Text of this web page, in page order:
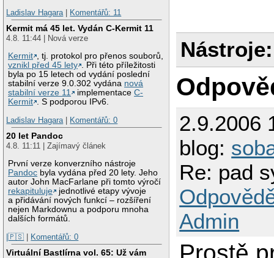
Ladislav Hagara | Komentářů: 11
Kermit má 45 let. Vydán C-Kermit 11
4.8. 11:44 | Nová verze
Kermit , tj. protokol pro přenos souborů,
vznikl před 45 lety . Při této příležitosti
byla po 15 letech od vydání poslední
stabilní verze 9.0.302 vydána nová
stabilní verze 11
implementaceC-
Kermit . S podporou IPv6.
Ladislav Hagara | Komentářů: 0
20 let Pandoc
4.8. 11:11 | Zajímavý článek
První verze konverzního nástroje
Pandoc byla vydána před 20 lety. Jeho
autor John MacFarlane při tomto výročí
rekapituluje
jednotlivé etapy vývoje
a přidávání nových funkcí – rozšíření
nejen Markdownu a podporu mnoha
dalších formátů.
|🇵🇸 | Komentářů: 0
Virtuální Bastlírna vol. 65: Už vám
Nástroje:
2.9.2006
blog:
Re: pad
Admin